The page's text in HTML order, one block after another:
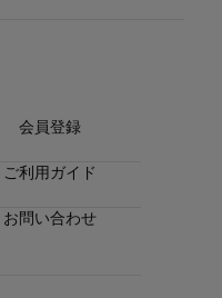
会員登録
ご利用ガイド
お問い合わせ